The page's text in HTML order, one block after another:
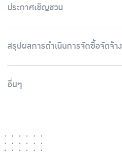
ประกาศเชิญชวน
สรุปผลการดำเนินการจัดซื้อจัดจ้าง
อื่นๆ